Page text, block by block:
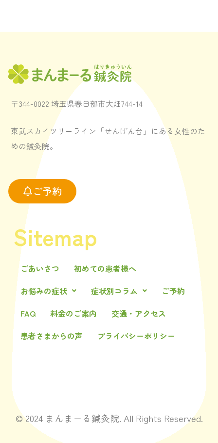
〒344-0022 埼玉県春日部市大畑744-14
東武スカイツリーライン「せんげん台」にある女性のた
めの鍼灸院。
ご予約
Sitemap
ごあいさつ
初めての患者様へ
お悩みの症状
症状別コラム
ご予約
FAQ
料金のご案内
交通・アクセス
患者さまからの声
プライバシーポリシー
© 2024 まんまーる鍼灸院. All Rights Reserved.